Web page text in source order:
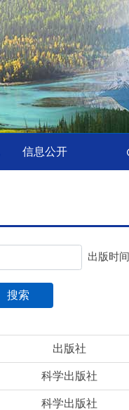
信息公开
出版时间
搜索
出版社
科学出版社
科学出版社